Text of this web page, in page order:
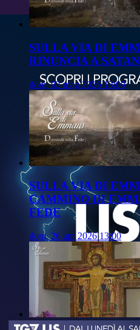
SULLA VIA DI
RINUNCIA A
dom, 03 mag 2026 13:00
SULLA VIA DI
CAMMINO DI
FEDE
dom, 26 apr 2026 13:00